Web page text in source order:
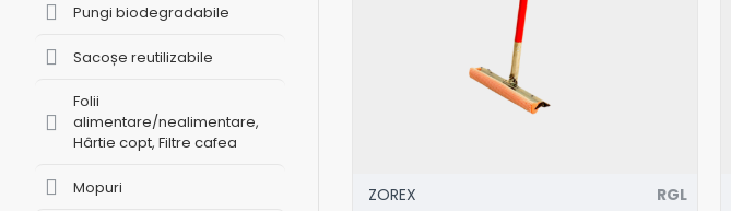
Pungi biodegradabile
Sacoșe reutilizabile
Folii
alimentare/nealimentare,
Hârtie copt, Filtre cafea
Mopuri ZOREX RGL